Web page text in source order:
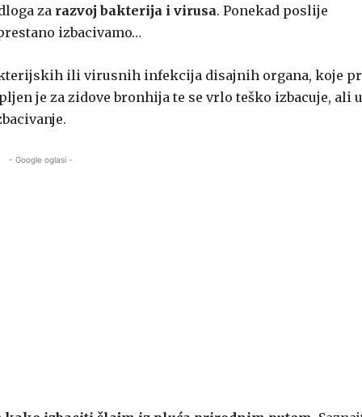
za razvoj bakterija i virusa. Ponekad poslije
izbacivamo…
ili virusnih infekcija disajnih organa, koje
je za zidove bronhija te se vrlo teško izbacuje, ali
- Google oglasi -